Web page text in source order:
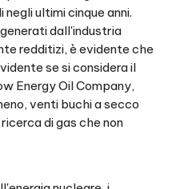
ultimi cinque anni.
dall'industria
redditizi, è evidente che
se si considera il
Energy Oil Company,
venti buchi a secco
di gas che non